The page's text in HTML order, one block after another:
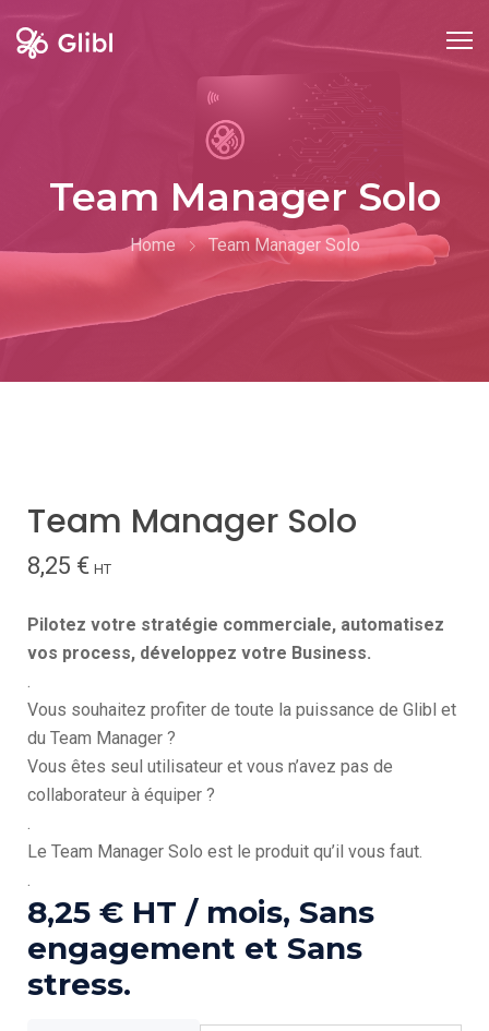
Team Manager Solo
Home Team Manager Solo
Team Manager Solo
8,25 € HT
Pilotez votre stratégie commerciale, automatisez
vos process, développez votre Business.
.
Vous souhaitez profiter de toute la puissance de Glibl et
du Team Manager ?
Vous êtes seul utilisateur et vous n’avez pas de
collaborateur à équiper ?
.
Le Team Manager Solo est le produit qu’il vous faut.
.
8,25 € HT / mois, Sans
engagement et Sans
stress.